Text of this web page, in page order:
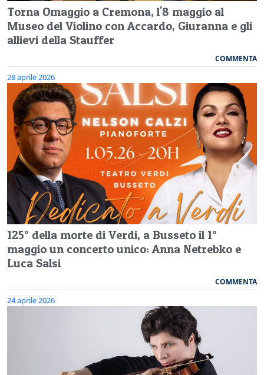
Torna Omaggio a Cremona, l'8 maggio al
Museo del Violino con Accardo, Giuranna e gli
allievi della Stauffer
COMMENTA
28 aprile 2026
125° della morte di Verdi, a Busseto il 1°
maggio un concerto unico: Anna Netrebko e
Luca Salsi
COMMENTA
24 aprile 2026